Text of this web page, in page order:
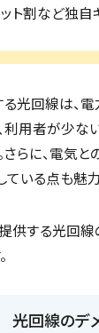
ト割など独自
光回線は、
利用者が少な
さらに、電気
ている点も魅力
供する光回線
光回線のデ